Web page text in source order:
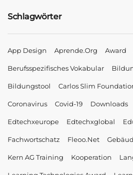
Schlagwörter
App Design Aprende.org Award
Berufsspezifisches Vokabular
Bildungstool Carlos Slim
Coronavirus Covid-19 Downloads
Edtechxeurope Edtechxglobal
Fachwortschatz Fleoo.net
Kern AG Training Kooperation